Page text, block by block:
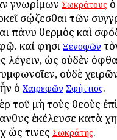
γνωρίμων Σωκράτους
σῴζεσθαι τῶν
πάνυ θερμὸς καὶ
καί φησι Ξενοφῶν
λέγειν, ὡς οὐδὲν
οὐδὲ
ὁ Χαιρεφῶν Σφήττιος.
τοῦ μὴ τοὺς θεοὺς
ἐκέλευσε κατὰ
ὥς τινες Σωκράτης.